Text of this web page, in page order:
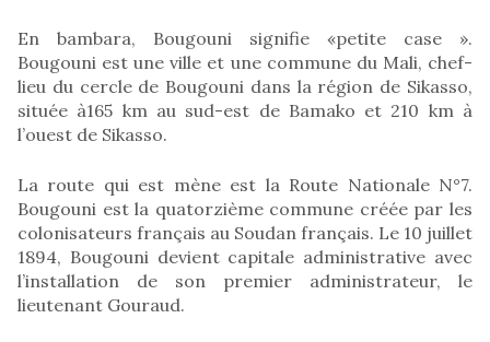
En bambara, Bougouni signifie «petite case ».
Bougouni est une ville et une commune du Mali, chef-
lieu du cercle de Bougouni dans la région de Sikasso,
située à165 km au sud-est de Bamako et 210 km à
l’ouest de Sikasso.
La route qui est mène est la Route Nationale N°7.
Bougouni est la quatorzième commune créée par les
colonisateurs français au Soudan français. Le 10 juillet
1894, Bougouni devient capitale administrative avec
l’installation de son premier administrateur, le
lieutenant Gouraud.